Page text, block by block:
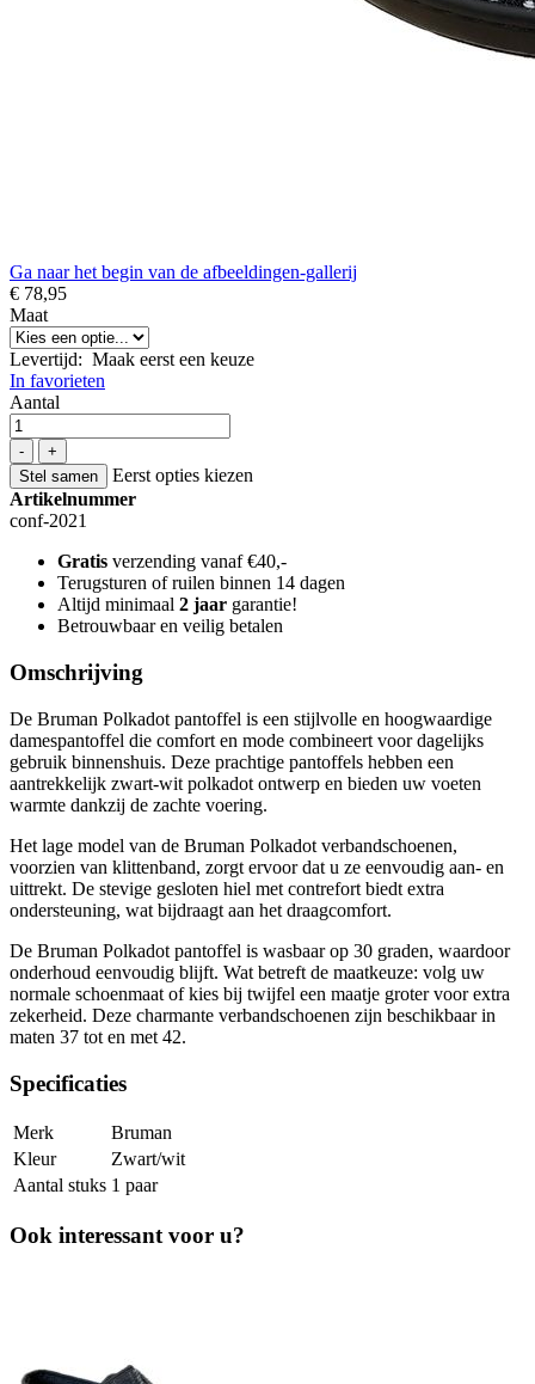
Ga naar het begin van de afbeeldingen-gallerij
€ 78,95
Maat
Levertijd: Maak eerst een keuze
In favorieten
Aantal
-
+
Stel samen
Eerst opties kiezen
Artikelnummer
conf-2021
Gratis verzending vanaf €40,-
Terugsturen of ruilen binnen 14 dagen
Altijd minimaal 2 jaar garantie!
Betrouwbaar en veilig betalen
Omschrijving
De Bruman Polkadot pantoffel is een stijlvolle en hoogwaardige
damespantoffel die comfort en mode combineert voor dagelijks
gebruik binnenshuis. Deze prachtige pantoffels hebben een
aantrekkelijk zwart-wit polkadot ontwerp en bieden uw voeten
warmte dankzij de zachte voering.
Het lage model van de Bruman Polkadot verbandschoenen,
voorzien van klittenband, zorgt ervoor dat u ze eenvoudig aan- en
uittrekt. De stevige gesloten hiel met contrefort biedt extra
ondersteuning, wat bijdraagt aan het draagcomfort.
De Bruman Polkadot pantoffel is wasbaar op 30 graden, waardoor
onderhoud eenvoudig blijft. Wat betreft de maatkeuze: volg uw
normale schoenmaat of kies bij twijfel een maatje groter voor extra
zekerheid. Deze charmante verbandschoenen zijn beschikbaar in
maten 37 tot en met 42.
Specificaties
Merk
Bruman
Kleur
Zwart/wit
Aantal stuks 1 paar
Ook interessant voor u?